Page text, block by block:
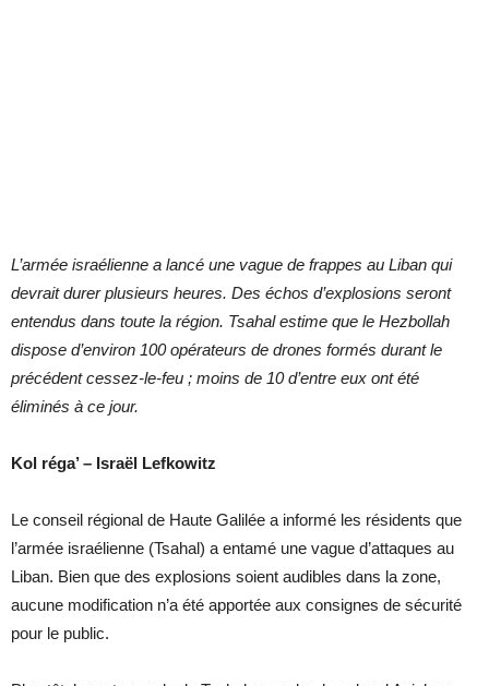
L’armée israélienne a lancé une vague de frappes au Liban qui
devrait durer plusieurs heures. Des échos d’explosions seront
entendus dans toute la région. Tsahal estime que le Hezbollah
dispose d’environ 100 opérateurs de drones formés durant le
précédent cessez-le-feu ; moins de 10 d’entre eux ont été
éliminés à ce jour.
Kol réga’ – Israël Lefkowitz
Le conseil régional de Haute Galilée a informé les résidents que
l’armée israélienne (Tsahal) a entamé une vague d’attaques au
Liban. Bien que des explosions soient audibles dans la zone,
aucune modification n’a été apportée aux consignes de sécurité
pour le public.